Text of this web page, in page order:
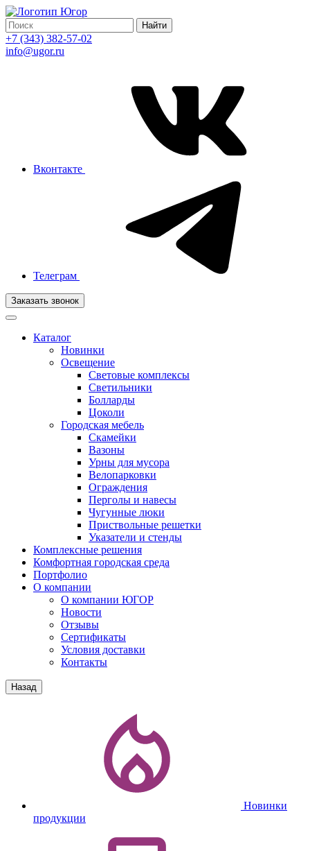
Найти
+7 (343) 382-57-02
info@ugor.ru
Вконтакте
Телеграм
Заказать звонок
Каталог
Новинки
Освещение
Световые комплексы
Светильники
Болларды
Цоколи
Городская мебель
Скамейки
Вазоны
Урны для мусора
Велопарковки
Ограждения
Перголы и навесы
Чугунные люки
Приствольные решетки
Указатели и стенды
Комплексные решения
Комфортная городская среда
Портфолио
О компании
О компании ЮГОР
Новости
Отзывы
Сертификаты
Условия доставки
Контакты
Назад
Новинки
продукции